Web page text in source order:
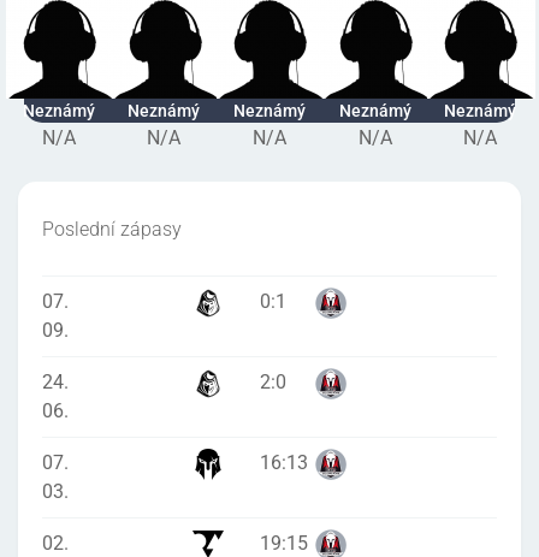
Neznámý
N/A
Neznámý
N/A
Neznámý
N/A
Neznámý
N/A
Neznámý
N/A
Poslední zápasy
07.
09.
0:1
24.
06.
2:0
07.
03.
16:13
02.
19:15